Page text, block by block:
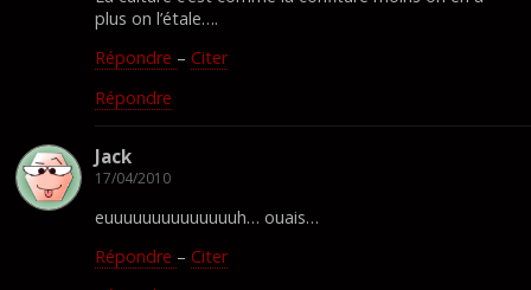
plus on l’étale….
Répondre – Citer
Répondre
Jack
17/04/2010
euuuuuuuuuuuuuuh… ouais…
Répondre – Citer